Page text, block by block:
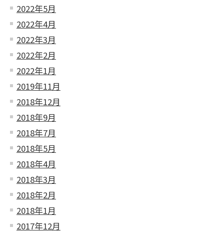
2022年5月
2022年4月
2022年3月
2022年2月
2022年1月
2019年11月
2018年12月
2018年9月
2018年7月
2018年5月
2018年4月
2018年3月
2018年2月
2018年1月
2017年12月